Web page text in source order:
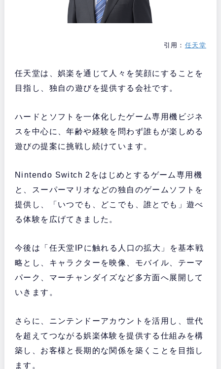
引用： 任天堂
任天堂は、娯楽を通じて人々を笑顔にすることを
目指し、独自の遊びを提供する会社です。
ハードとソフトを一体化したゲーム専用機ビジネ
スを中心に、年齢や経験を問わず誰もが楽しめる
遊びの提案に挑戦し続けています。
Nintendo Switch 2をはじめとするゲーム専用機
と、スーパーマリオなどの独自のゲームソフトを
提供し、「いつでも、どこでも、誰とでも」遊べ
る体験を広げてきました。
今後は「任天堂IPに触れる人口の拡大」を基本戦
略とし、キャラクターを映像、モバイル、テーマ
パーク、マーチャンダイズなど多方面へ展開して
いきます。
さらに、ニンテンドーアカウントを活用し、世代
を超えてつながる娯楽体験を提供する仕組みを構
築し、お客様と長期的な関係を築くことを目指し
ます。